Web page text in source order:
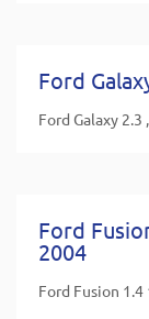
Ford
Ford Galaxy
Ford
2004
Ford Fusion